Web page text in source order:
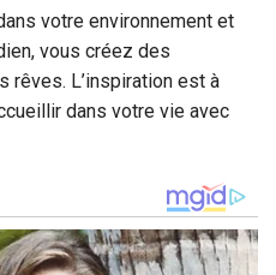
votre environnement et
vous créez des
rêves. L’inspiration est à
dans votre vie avec